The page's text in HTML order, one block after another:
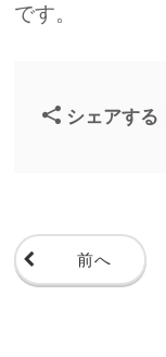
です。
シェアする
前へ